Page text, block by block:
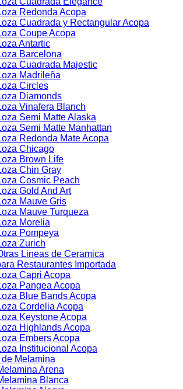
Redonda Acopa
Cuadrada y Rectangular Acopa
Coupe Acopa
Antartic
Barcelona
Cuadrada Majestic
Madrileña
Circles
Diamonds
Vinafera Blanch
Semi Matte Alaska
Semi Matte Manhattan
Redonda Mate Acopa
Chicago
Brown Life
Chin Gray
Cosmic Peach
Gold And Art
Mauve Gris
Mauve Turqueza
Morelia
Pompeya
Zurich
Lineas de Ceramica
Restaurantes Importada
Capri Acopa
Pangea Acopa
Blue Bands Acopa
Cordelia Acopa
Keystone Acopa
Highlands Acopa
Embers Acopa
Institucional Acopa
de Melamina
Arena
Blanca